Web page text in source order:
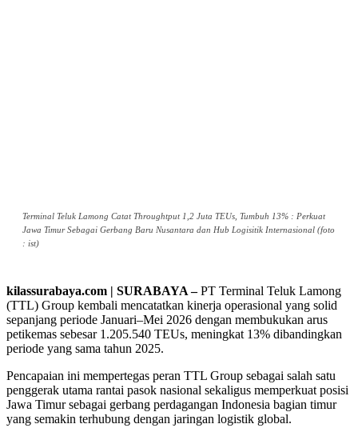
Terminal Teluk Lamong Catat Throughtput 1,2 Juta TEUs, Tumbuh 13% : Perkuat
Jawa Timur Sebagai Gerbang Baru Nusantara dan Hub Logisitik Internasional (foto
: ist)
kilassurabaya.com | SURABAYA –PT Terminal Teluk Lamong
(TTL) Group kembali mencatatkan kinerja operasional yang solid
sepanjang periode Januari–Mei 2026 dengan membukukan arus
petikemas sebesar 1.205.540 TEUs, meningkat 13% dibandingkan
periode yang sama tahun 2025.
Pencapaian ini mempertegas peran TTL Group sebagai salah satu
penggerak utama rantai pasok nasional sekaligus memperkuat posisi
Jawa Timur sebagai gerbang perdagangan Indonesia bagian timur
yang semakin terhubung dengan jaringan logistik global.